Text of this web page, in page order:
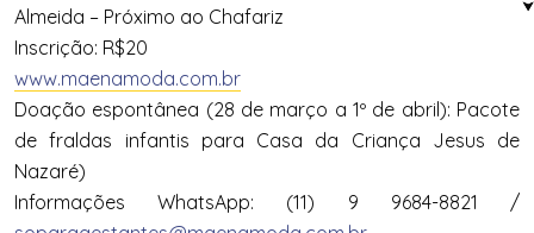
Almeida – Próximo ao Chafariz
Inscrição: R$20
www.maenamoda.com.br
Doação espontânea (28 de março a 1º de abril): Pacote
de fraldas infantis para Casa da Criança Jesus de
Nazaré)
Informações WhatsApp: (11) 9 9684-8821 /